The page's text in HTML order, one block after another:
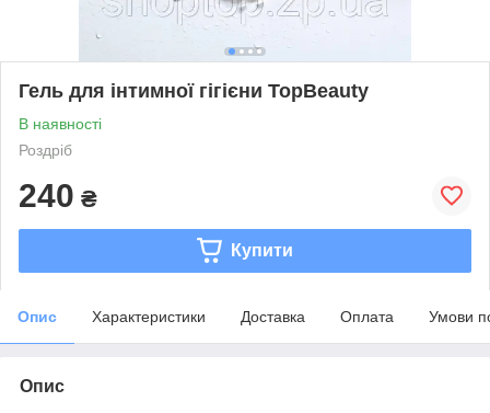
Гель для інтимної гігієни TopBeauty
В наявності
Роздріб
240 ₴
Купити
Опис Характеристики Доставка Оплата Умови
Опис